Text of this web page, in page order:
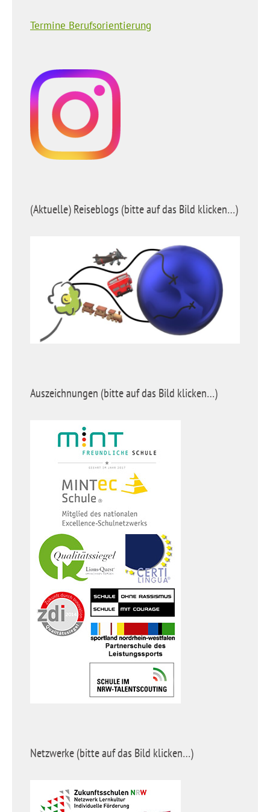
Termine Berufsorientierung
(Aktuelle) Reiseblogs (bitte auf das Bild klicken…)
Auszeichnungen (bitte auf das Bild klicken…)
Netzwerke (bitte auf das Bild klicken…)